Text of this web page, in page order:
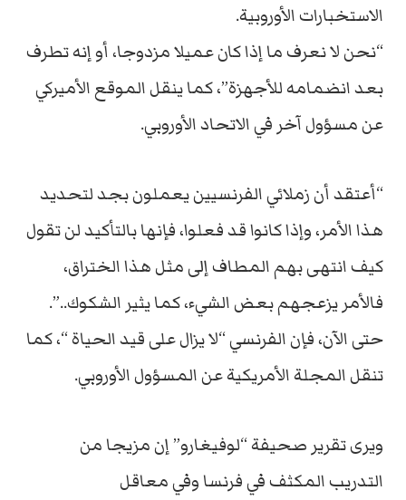
الاستخبارات الأوروبية.
“نحن لا نعرف ما إذا كان عميلا مزدوجا، أو إنه تطرف
بعد انضمامه للأجهزة”، كما ينقل الموقع الأميركي
عن مسؤول آخر في الاتحاد الأوروبي.
“أعتقد أن زملائي الفرنسيين يعملون بجد لتحديد
هذا الأمر، وإذا كانوا قد فعلوا، فإنها بالتأكيد لن تقول
كيف انتهى بهم المطاف إلى مثل هذا الختراق،
فالأمر يزعجهم بعض الشيء، كما يثير الشكوك..”.
حتى الآن، فإن الفرنسي “لا يزال على قيد الحياة “، كما
تنقل المجلة الأمريكية عن المسؤول الأوروبي.
ويرى تقرير صحيفة “لوفيغارو” إن مزيجا من
التدريب المكثف في فرنسا وفي معاقل